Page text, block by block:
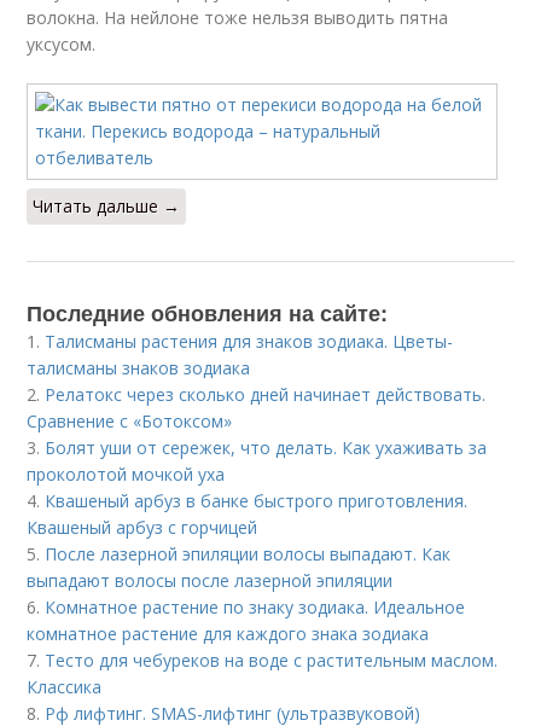
волокна. На нейлоне тоже нельзя выводить пятна
уксусом.
Читать дальше →
Последние обновления на сайте:
1. Талисманы растения для знаков зодиака. Цветы-
талисманы знаков зодиака
2. Релатокс через сколько дней начинает действовать.
Сравнение с «Ботоксом»
3. Болят уши от сережек, что делать. Как ухаживать за
проколотой мочкой уха
4. Квашеный арбуз в банке быстрого приготовления.
Квашеный арбуз с горчицей
5. После лазерной эпиляции волосы выпадают. Как
выпадают волосы после лазерной эпиляции
6. Комнатное растение по знаку зодиака. Идеальное
комнатное растение для каждого знака зодиака
7. Тесто для чебуреков на воде с растительным маслом.
Классика
8. Рф лифтинг. SMAS-лифтинг (ультразвуковой)